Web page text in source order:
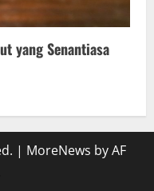
yang Senantiasa
| MoreNews by AF